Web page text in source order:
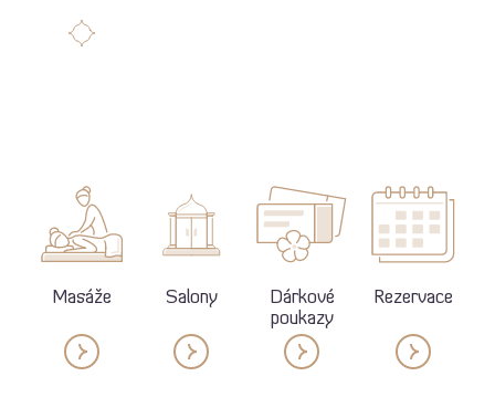
Masáže Salony
Dárkové
poukazy
Rezervace